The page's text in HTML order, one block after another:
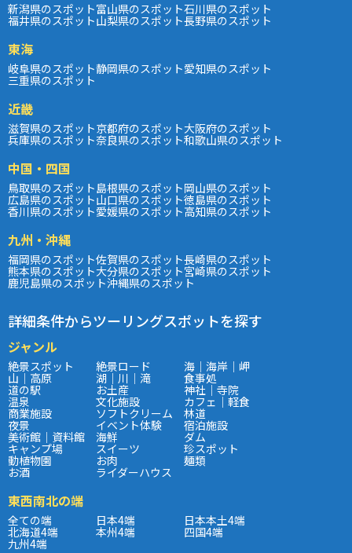
新潟県のスポット富山県のスポット石川県のスポット
福井県のスポット山梨県のスポット長野県のスポット
東海
岐阜県のスポット静岡県のスポット愛知県のスポット
三重県のスポット
近畿
滋賀県のスポット京都府のスポット大阪府のスポット
兵庫県のスポット奈良県のスポット和歌山県のスポット
中国・四国
鳥取県のスポット島根県のスポット岡山県のスポット
広島県のスポット山口県のスポット徳島県のスポット
香川県のスポット愛媛県のスポット高知県のスポット
九州・沖縄
福岡県のスポット佐賀県のスポット長崎県のスポット
熊本県のスポット大分県のスポット宮崎県のスポット
鹿児島県のスポット沖縄県のスポット
詳細条件からツーリングスポットを探す
ジャンル
絶景スポット 絶景ロード 海｜海岸｜岬
山｜高原 湖｜川｜滝 食事処
道の駅 お土産 神社｜寺院
温泉 文化施設 カフェ｜軽食
商業施設 ソフトクリーム 林道
夜景 イベント体験 宿泊施設
美術館｜資料館 海鮮 ダム
キャンプ場 スイーツ 珍スポット
動植物園 お肉 麺類
お酒 ライダーハウス
東西南北の端
全ての端 日本4端 日本本土4端
北海道4端 本州4端 四国4端
九州4端